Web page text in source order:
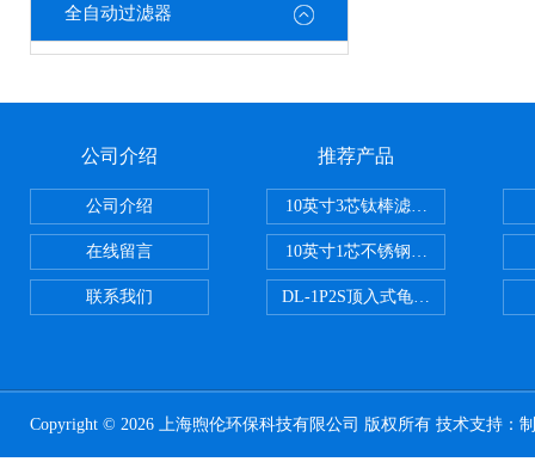
全自动过滤器
公司介绍
公司介绍
在线留言
联系我们
推荐产品
10英寸3芯钛棒滤芯过滤器
10英寸1芯不锈钢钛棒过滤器
DL-1P2S顶入式龟背过滤器
Copyright © 2026 上海煦伦环保科技有限公司 版权所有 技术支持：